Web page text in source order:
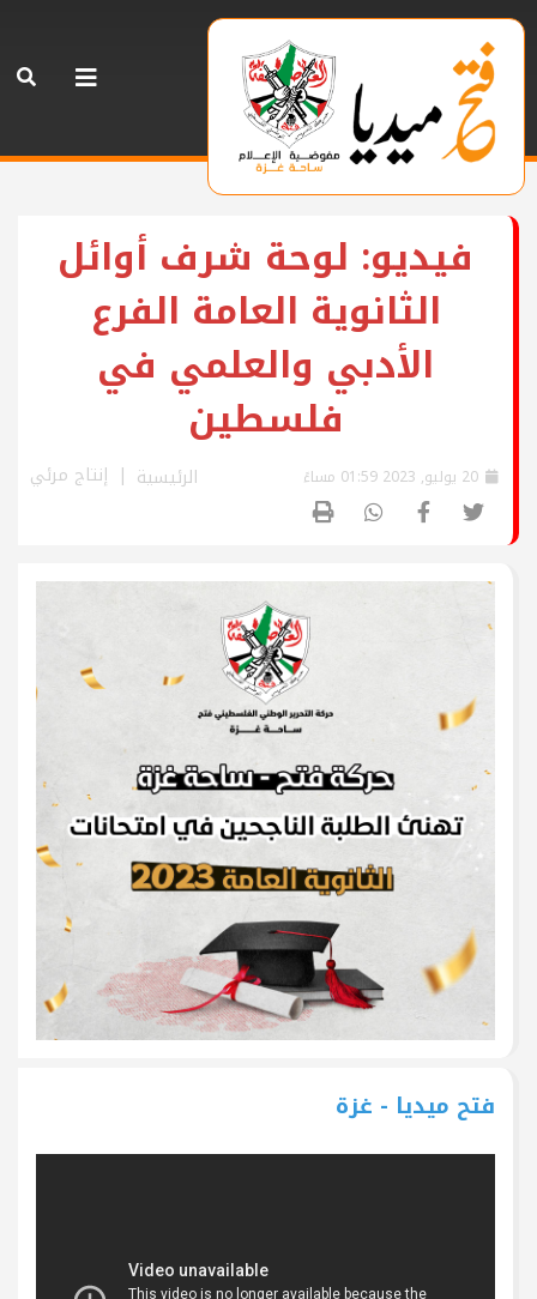
فيديو: لوحة شرف أوائل
الثانوية العامة الفرع
الأدبي والعلمي في
فلسطين
الرئيسية إنتاج مرئي
فتح ميديا - غزة